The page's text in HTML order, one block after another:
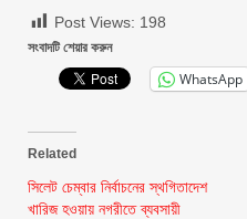
Post Views: 198
সংবাদটি শেয়ার করুন
WhatsApp
Related
সিলেট চেম্বার নির্বাচনের স্থগিতাদেশ
খারিজ হওয়ায় নগরীতে ব্যবসায়ী